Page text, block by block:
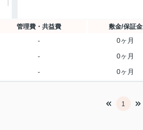
管理費・共益費 敷金/保証金
- 0ヶ月
- 0ヶ月
- 0ヶ月
1